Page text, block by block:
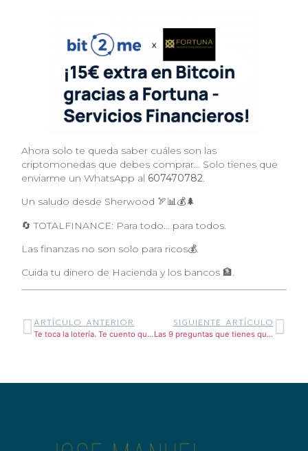
Ahora solo te queda saber cuáles son las
criptomonedas que debes comprar… Solo tienes que
enviarme un WhatsApp al 607470782.
Un saludo desde Sherwood 🏹📊💰🌲
🔄 TOTALFINANCE: Para todo… para todos.
Las finanzas no son solo para ricos💰.
Cuida tu dinero de Hacienda y los bancos 🏦.
ARTÍCULO ANTERIOR
Te toca la lotería. Te cuento qué tienes que hacer
SIGUIENTE ARTÍCULO
Las 9 preguntas que tienes que hacer tu asesor financiero